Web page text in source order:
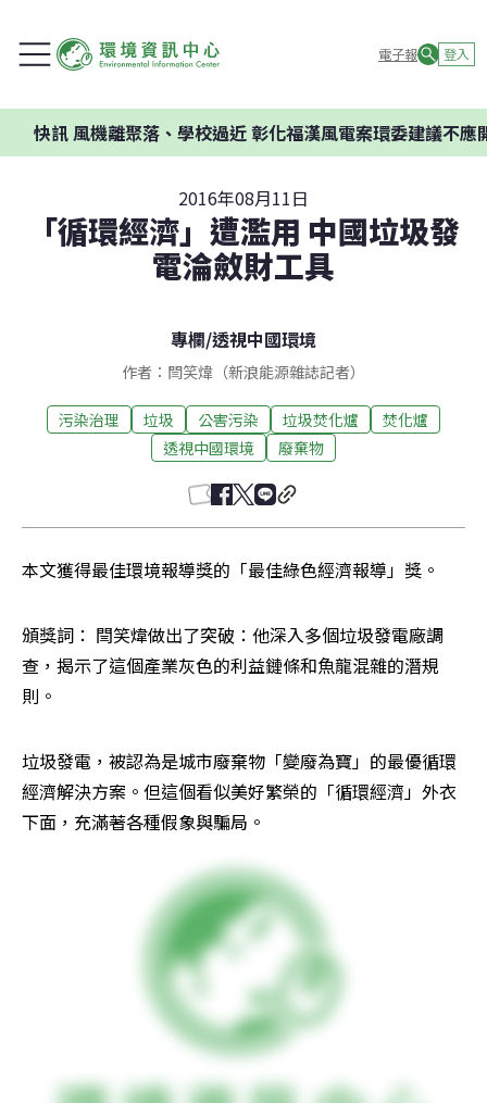
電子報 登入
離聚落、學校過近 彰化福漢風電案環委建議不應開發
2016年08月11日
「循環經濟」遭濫用 中國垃圾發
電淪斂財工具
專欄/透視中國環境
作者：閆笑煒（新浪能源雜誌記者）
污染治理 垃圾 公害污染 垃圾焚化爐
焚化爐
透視中國環境
廢棄物
本文獲得最佳環境報導獎的「最佳綠色經濟報導」獎。
頒獎詞： 閆笑煒做出了突破：他深入多個垃圾發電廠調
查，揭示了這個產業灰色的利益鏈條和魚龍混雜的潛規
則。
垃圾發電，被認為是城市廢棄物「變廢為寶」的最優循環
經濟解決方案。但這個看似美好繁榮的「循環經濟」外衣
下面，充滿著各種假象與騙局。